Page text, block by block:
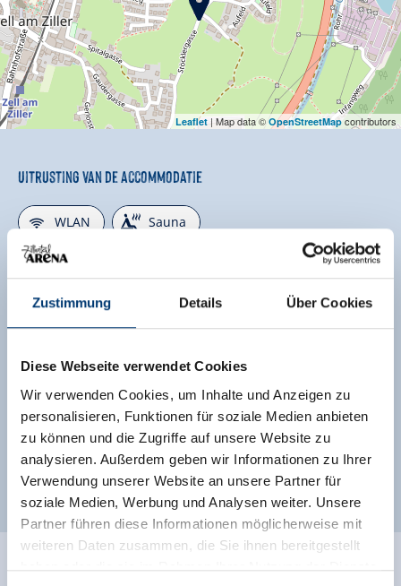
Zustimmung Details Über Cookies
Diese Webseite verwendet Cookies
Wir verwenden Cookies, um Inhalte und Anzeigen zu
personalisieren, Funktionen für soziale Medien anbieten
zu können und die Zugriffe auf unsere Website zu
analysieren. Außerdem geben wir Informationen zu Ihrer
Verwendung unserer Website an unsere Partner für
soziale Medien, Werbung und Analysen weiter. Unsere
Partner führen diese Informationen möglicherweise mit
weiteren Daten zusammen, die Sie ihnen bereitgestellt
haben oder die sie im Rahmen Ihrer Nutzung der Dienste
Leaflet | Map data © OpenStreetMap contributors
Uitrusting van de accommodatie
🜉WLAN 🗔Sauna
🔮Huisdieren toegestaan binnenzwembad
🐈Parkeren
Ligging
Rustige ligging Centrale ligging
Weidegebied Direct aan de loipe